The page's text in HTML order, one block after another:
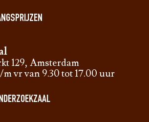
129, Amsterdam
vr van 9.30 tot 17.00 uur